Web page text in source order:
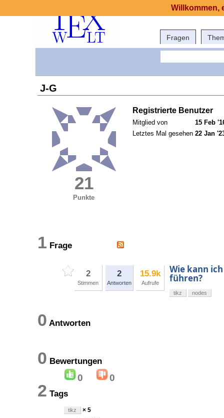
Fragen
J-G
21
Punkte
Registrierte Benutzer
Mitglied von
15 Feb
Letztes Mal gesehen 22 Jan
1 Frage
2
Stimmen
2
Antworten
15.9k
Aufrufe
Wie kann
führen?
tikz nodes
0 Antworten
0 Bewertungen
0 0
2 Tags
tikz × 5
Willkommen,